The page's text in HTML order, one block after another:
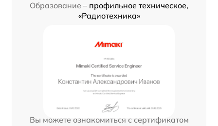
Образование – профильное техническое,
«Радиотехника»
Вы можете ознакомиться с сертификатом